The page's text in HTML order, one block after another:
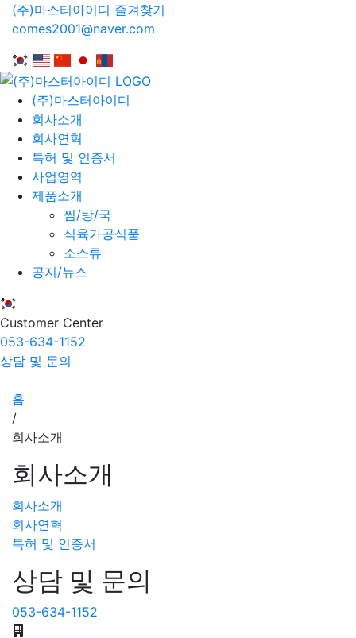
(주)마스터아이디 즐겨찾기
comes2001@naver.com
(주)마스터아이디
회사소개
회사연혁
특허 및 인증서
사업영역
제품소개
찜/탕/국
식육가공식품
소스류
공지/뉴스
Customer Center
053-634-1152
상담 및 문의
홈
/
회사소개
회사소개
회사소개
회사연혁
특허 및 인증서
상담 및 문의
053-634-1152